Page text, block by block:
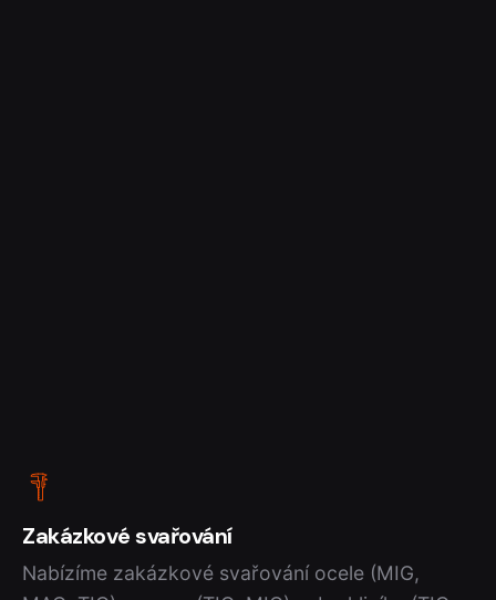
Zakázkové svařování
Nabízíme zakázkové svařování ocele (MIG,